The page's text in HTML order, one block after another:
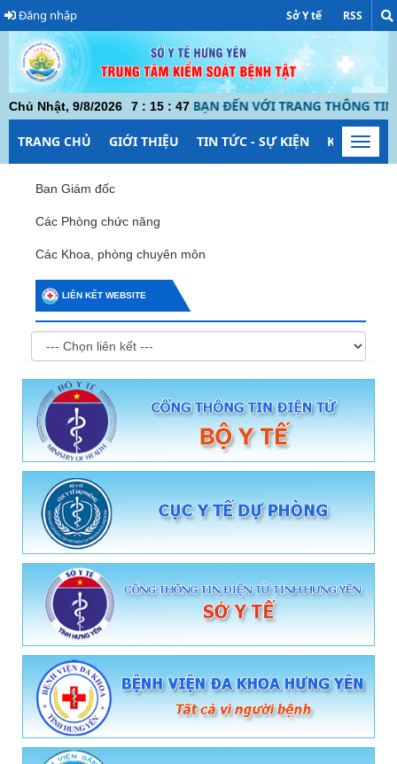
Đăng nhập Sở Y tế RSS
Chủ Nhật, 9/8/2026 7 : 15 : 47
CHÀO MỪNG BẠN ĐẾN VỚI TRANG THÔNG TIN
TRANG CHỦ GIỚI THIỆU TIN TỨC - SỰ KIỆN KIỂM
Ban Giám đốc
Các Phòng chức năng
Các Khoa, phòng chuyên môn
LIÊN KẾT WEBSITE